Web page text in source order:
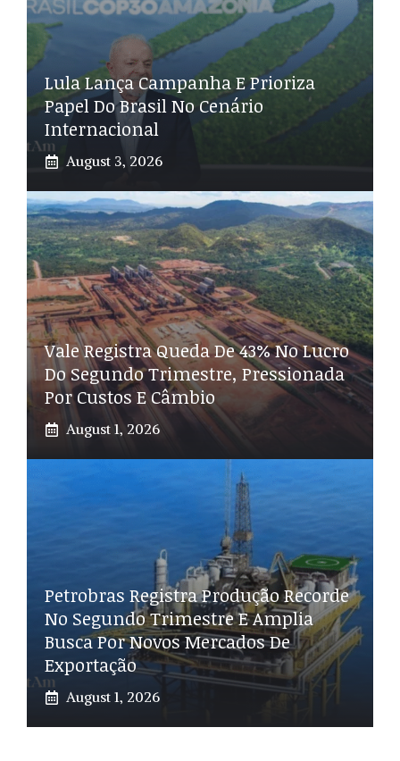
Lula Lança Campanha E Prioriza
Papel Do Brasil No Cenário
Internacional
August 3, 2026
Vale Registra Queda De 43% No Lucro
Do Segundo Trimestre, Pressionada
Por Custos E Câmbio
August 1, 2026
Petrobras Registra Produção Recorde
No Segundo Trimestre E Amplia
Busca Por Novos Mercados De
Exportação
August 1, 2026